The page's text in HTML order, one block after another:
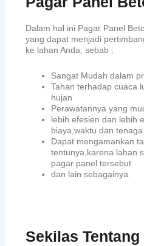
Dalam hal ini Pagar Panel
yang dapat menjadi
ke lahan Anda, sebab :
Sangat Mudah dalam
Tahan terhadap cuaca
hujan
Perawatannya yang
lebih efesien dan lebih
biaya,waktu dan tenaga
Dapat mengamankan
tentunya,karena lahan
pagar panel tersebut
dan lain sebagainya.
Sekilas Tentang